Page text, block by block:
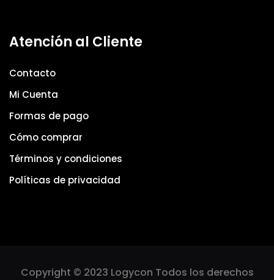
Atención al Cliente
Contacto
Mi Cuenta
Formas de pago
Cómo comprar
Términos y condiciones
Políticas de privacidad
Copyright © 2023 Logycon Todos los derechos